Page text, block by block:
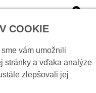
0
vonkajšia
COOKIE
vám umožnili
stránky a vďaka analýze
zlepšovali jej